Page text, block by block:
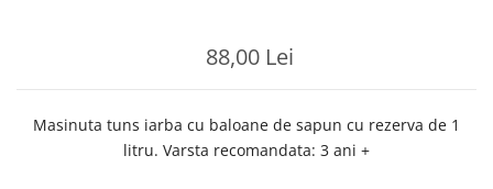
88,00 Lei
Masinuta tuns iarba cu baloane de sapun cu rezerva de 1
litru. Varsta recomandata: 3 ani +